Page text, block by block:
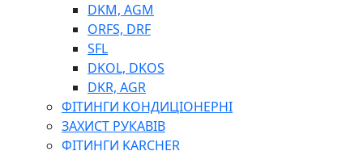
DKM, AGM
ORFS, DRF
SFL
DKOL, DKOS
DKR, AGR
ФІТИНГИ КОНДИЦІОНЕРНІ
ЗАХИСТ РУКАВІВ
ФІТИНГИ KARCHER